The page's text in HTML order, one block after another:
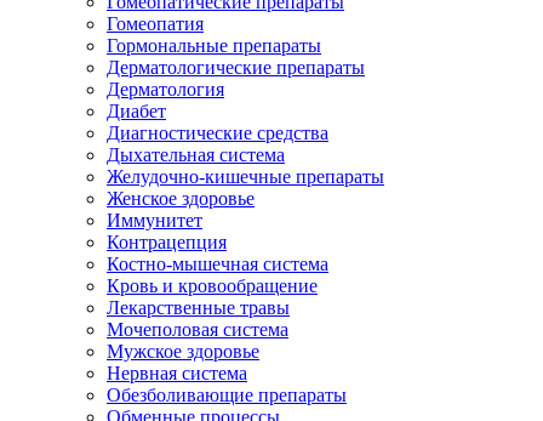
Гомеопатия
Гормональные препараты
Дерматологические препараты
Дерматология
Диабет
Диагностические средства
Дыхательная система
Желудочно-кишечные препараты
Женское здоровье
Иммунитет
Контрацепция
Костно-мышечная система
Кровь и кровообращение
Лекарственные травы
Мочеполовая система
Мужское здоровье
Нервная система
Обезболивающие препараты
Обменные процессы